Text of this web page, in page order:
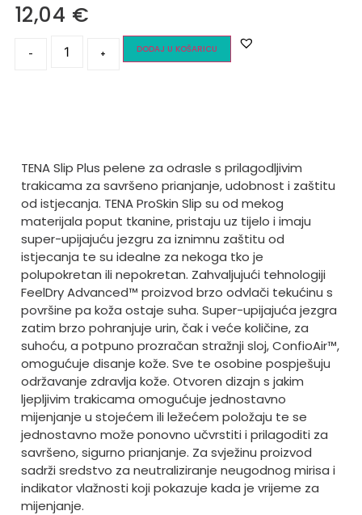
12,04 €
- + DODAJ U KOŠARICU
TENA Slip Plus pelene za odrasle s prilagodljivim
trakicama za savršeno prianjanje, udobnost i zaštitu
od istjecanja. TENA ProSkin Slip su od mekog
materijala poput tkanine, pristaju uz tijelo i imaju
super-upijajuću jezgru za iznimnu zaštitu od
istjecanja te su idealne za nekoga tko je
polupokretan ili nepokretan. Zahvaljujući tehnologiji
FeelDry Advanced™ proizvod brzo odvlači tekućinu s
površine pa koža ostaje suha. Super-upijajuća jezgra
zatim brzo pohranjuje urin, čak i veće količine, za
suhoću, a potpuno prozračan stražnji sloj, ConfioAir™,
omogućuje disanje kože. Sve te osobine pospješuju
održavanje zdravlja kože. Otvoren dizajn s jakim
ljepljivim trakicama omogućuje jednostavno
mijenjanje u stojećem ili ležećem položaju te se
jednostavno može ponovno učvrstiti i prilagoditi za
savršeno, sigurno prianjanje. Za svježinu proizvod
sadrži sredstvo za neutraliziranje neugodnog mirisa i
indikator vlažnosti koji pokazuje kada je vrijeme za
mijenjanje.